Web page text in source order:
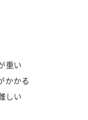
重い
かかる
しい